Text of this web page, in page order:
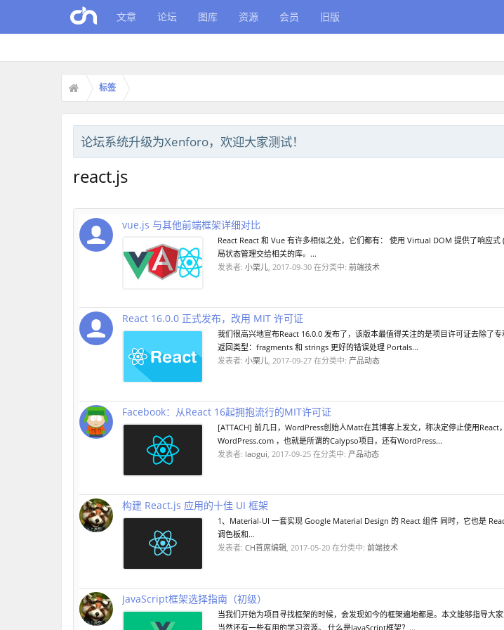
文章 论坛 图库 资源 会员 旧版
标签
论坛系统升级为Xenforo，欢迎大家测试！
react.js
vue.js 与其他前端框架详细对比
React React 和 Vue 有许多相似之处，它们都有： 使用 Virtual DOM 提供了响应
局状态管理交给相关的库。...
发表者: 小栗儿, 2017-09-30 在分类中: 前端技术
React 16.0.0 正式发布，改用 MIT 许可证
我们很高兴地宣布React 16.0.0 发布了，该版本最值得关注的是项目许可证去除了
返回类型：fragments 和 strings 更好的错误处理 Portals...
发表者: 小栗儿, 2017-09-27 在分类中: 产品动态
Facebook：从React 16起拥抱流行的MIT许可证
[ATTACH] 前几日，WordPress创始人Matt在其博客上发文，称决定停止使用
WordPress.com ，也就是所谓的Calypso项目，还有WordPress...
发表者: laogui, 2017-09-25 在分类中: 产品动态
构建 React.js 应用的十佳 UI 框架
1、Material-UI 一套实现 Google Material Design 的 React 组件 同时，它也是
调色板和...
发表者: CH首席编辑, 2017-05-20 在分类中: 前端技术
JavaScript框架选择指南（初级）
当我们开始为项目寻找框架的时候，会发现如今的框架遍地都是。本文能够指导大
当然还有一些有用的学习资源。 什么是JavaScript框架？...